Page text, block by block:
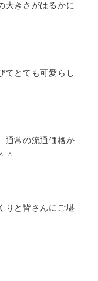
大きさがはるかに
てとても可愛らし
通常の流通価格か
＾
りと皆さんにご堪